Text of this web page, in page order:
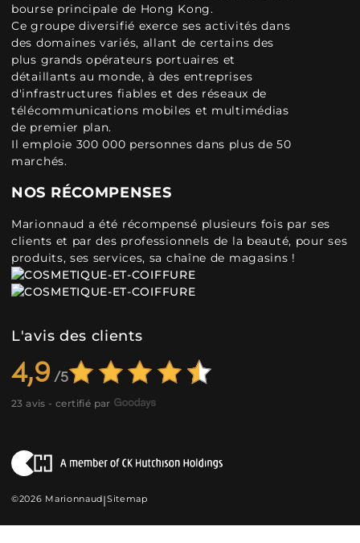
bourse principale de Hong Kong.
Ce groupe diversifié exerce ses activités dans
des domaines variés, allant de certains des
plus grands opérateurs portuaires et
détaillants au monde, à des entreprises
d'infrastructures fiables et des réseaux de
télécommunications mobiles et multimédias
de premier plan.
Il emploie 300 000 personnes dans plus de 50
marchés.
NOS RÉCOMPENSES
Marionnaud a été récompensé plusieurs fois par ses
clients et par des professionnels de la beauté, pour ses
produits, ses services, sa chaîne de magasins !
L'avis des clients
4,9
23 avis - certifié par
©2026 Marionnaud|Sitemap